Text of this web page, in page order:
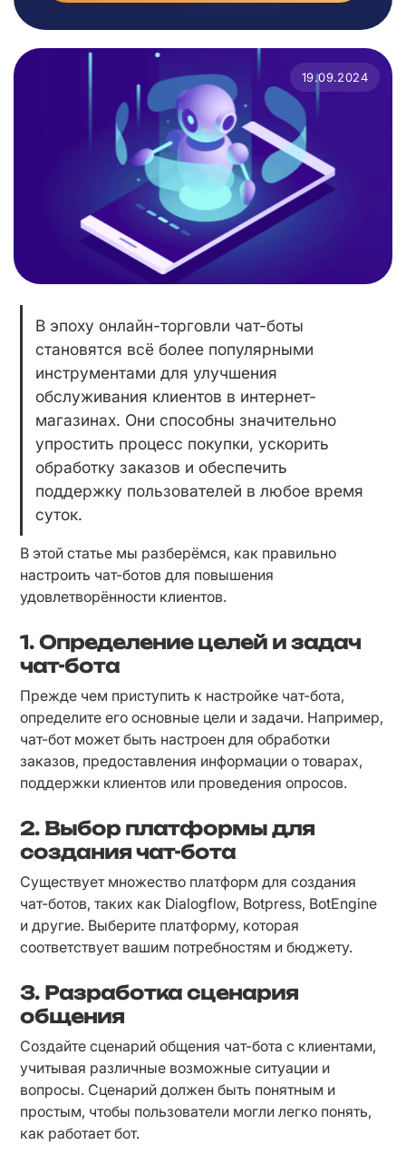
19.09.2024
В эпоху онлайн-торговли чат-боты
становятся всё более популярными
инструментами для улучшения
обслуживания клиентов в интернет-
магазинах. Они способны значительно
упростить процесс покупки, ускорить
обработку заказов и обеспечить
поддержку пользователей в любое время
суток.
В этой статье мы разберёмся, как правильно
настроить чат-ботов для повышения
удовлетворённости клиентов.
1. Определение целей и задач
чат-бота
Прежде чем приступить к настройке чат-бота,
определите его основные цели и задачи. Например,
чат-бот может быть настроен для обработки
заказов, предоставления информации о товарах,
поддержки клиентов или проведения опросов.
2. Выбор платформы для
создания чат-бота
Существует множество платформ для создания
чат-ботов, таких как Dialogflow, Botpress, BotEngine
и другие. Выберите платформу, которая
соответствует вашим потребностям и бюджету.
3. Разработка сценария
общения
Создайте сценарий общения чат-бота с клиентами,
учитывая различные возможные ситуации и
вопросы. Сценарий должен быть понятным и
простым, чтобы пользователи могли легко понять,
как работает бот.